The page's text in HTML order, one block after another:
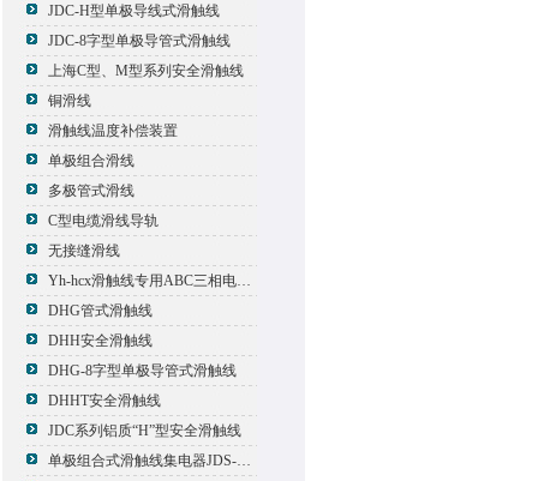
JDC-H型单极导线式滑触线
JDC-8字型单极导管式滑触线
上海C型、M型系列安全滑触线
铜滑线
滑触线温度补偿装置
单极组合滑线
多极管式滑线
C型电缆滑线导轨
无接缝滑线
Yh-hcx滑触线专用ABC三相电压信号指示灯
DHG管式滑触线
DHH安全滑触线
DHG-8字型单极导管式滑触线
DHHT安全滑触线
JDC系列铝质“H”型安全滑触线
单极组合式滑触线集电器JDS-500*2